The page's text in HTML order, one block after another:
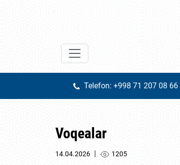
Telefon: +998 71 207 08 66
Voqealar
14.04.2026 | 1205